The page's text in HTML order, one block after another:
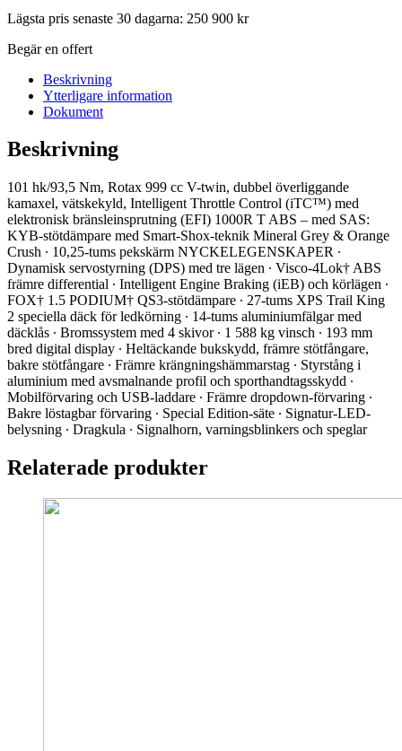
Lägsta pris senaste 30 dagarna: 250 900 kr
Begär en offert
Beskrivning
Ytterligare information
Dokument
Beskrivning
101 hk/93,5 Nm, Rotax 999 cc V-twin, dubbel överliggande
kamaxel, vätskekyld, Intelligent Throttle Control (iTC™️) med
elektronisk bränsleinsprutning (EFI) 1000R T ABS – med SAS:
KYB-stötdämpare med Smart-Shox-teknik Mineral Grey & Orange
Crush ∙ 10,25-tums pekskärm NYCKELEGENSKAPER ∙
Dynamisk servostyrning (DPS) med tre lägen ∙ Visco-4Lok† ABS
främre differential ∙ Intelligent Engine Braking (iEB) och körlägen ∙
FOX† 1.5 PODIUM† QS3-stötdämpare ∙ 27-tums XPS Trail King
2 speciella däck för ledkörning ∙ 14-tums aluminiumfälgar med
däcklås ∙ Bromssystem med 4 skivor ∙ 1 588 kg vinsch ∙ 193 mm
bred digital display ∙ Heltäckande bukskydd, främre stötfångare,
bakre stötfångare ∙ Främre krängningshämmarstag ∙ Styrstång i
aluminium med avsmalnande profil och sporthandtagsskydd ∙
Mobilförvaring och USB-laddare ∙ Främre dropdown-förvaring ∙
Bakre löstagbar förvaring ∙ Special Edition-säte ∙ Signatur-LED-
belysning ∙ Dragkula ∙ Signalhorn, varningsblinkers och speglar
Relaterade produkter